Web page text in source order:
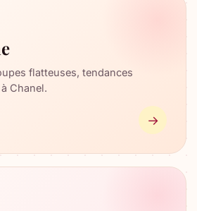
flatteuses, tendances
Chanel.
→